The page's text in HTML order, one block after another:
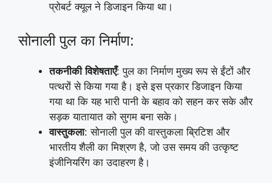
प्रोबर्ट क्यूल ने डिजाइन किया था।
सोनाली पुल का निर्माण:
तकनीकी विशेषताएँ: पुल का निर्माण मुख्य रूप से ईंटों और
पत्थरों से किया गया है। इसे इस प्रकार डिजाइन किया
गया था कि यह भारी पानी के बहाव को सहन कर सके और
सड़क यातायात को सुगम बना सके।
वास्तुकला: सोनाली पुल की वास्तुकला ब्रिटिश और
भारतीय शैली का मिश्रण है, जो उस समय की उत्कृष्ट
इंजीनियरिंग का उदाहरण है।